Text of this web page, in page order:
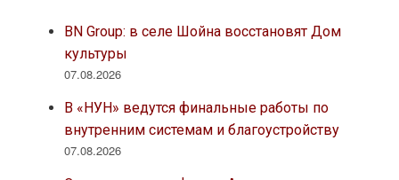
BN Group: в селе Шойна восстановят Дом
культуры
07.08.2026
В «НУН» ведутся финальные работы по
внутренним системам и благоустройству
07.08.2026